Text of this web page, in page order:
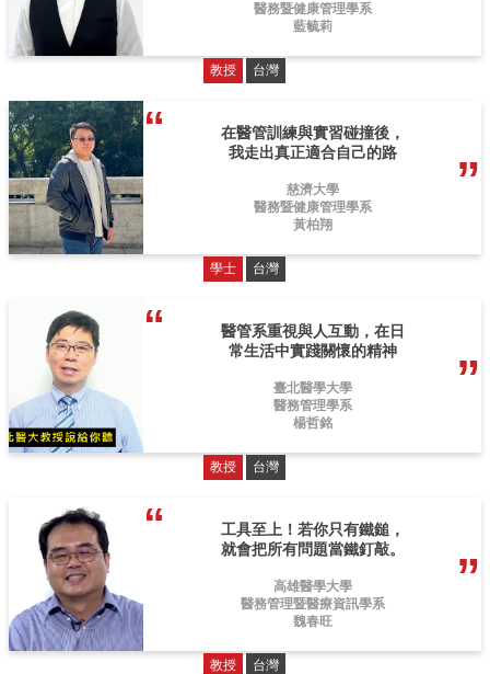
醫務暨健康管理學系
藍毓莉
教授 台灣
在醫管訓練與實習碰撞後，
我走出真正適合自己的路
慈濟大學
醫務暨健康管理學系
黃柏翔
學士 台灣
醫管系重視與人互動，在日
常生活中實踐關懷的精神
臺北醫學大學
醫務管理學系
楊哲銘
教授 台灣
工具至上！若你只有鐵鎚，
就會把所有問題當鐵釘敲。
高雄醫學大學
醫務管理暨醫療資訊學系
魏春旺
教授 台灣